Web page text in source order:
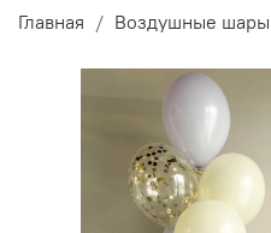
Главная Воздушные шары